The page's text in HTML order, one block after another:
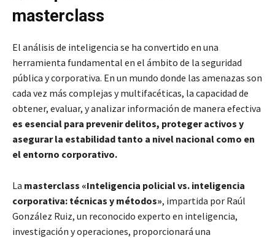
masterclass
El análisis de inteligencia se ha convertido en una
herramienta fundamental en el ámbito de la seguridad
pública y corporativa. En un mundo donde las amenazas son
cada vez más complejas y multifacéticas, la capacidad de
obtener, evaluar, y analizar información de manera efectiva
es esencial para prevenir delitos, proteger activos y
asegurar la estabilidad tanto a nivel nacional como en
el entorno corporativo.
La masterclass «Inteligencia policial vs. inteligencia
corporativa: técnicas y métodos», impartida por Raúl
González Ruiz, un reconocido experto en inteligencia,
investigación y operaciones, proporcionará una